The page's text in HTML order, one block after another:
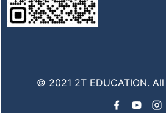
© 2021 2T EDUCATION.